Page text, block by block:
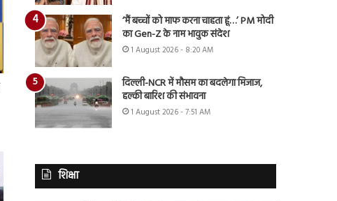
‘मैं बच्चों को माफ करना चाहता हूं…’ PM मोदी
का Gen-Z के नाम भावुक संदेश
1 August 2026 - 8:20 AM
दिल्ली-NCR में मौसम का बदलेगा मिजाज,
हल्की बारिश की संभावना
1 August 2026 - 7:51 AM
शिक्षा